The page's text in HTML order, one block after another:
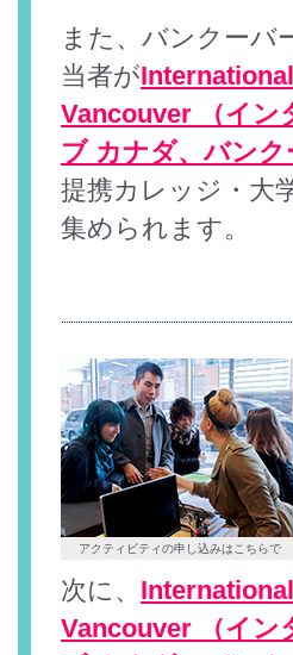
また、バンクーバ
当者が
Vancouver （イン
ブ カナダ、バンク
提携カレッジ・大
集められます。
アクティビティの申し込みはこちらで
次に、
Vancouver （イン